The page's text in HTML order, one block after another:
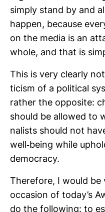
simply stand by and
happen, because
on the media is an
whole, and that is
This is very cle­arly
ti­cism of a poli­tical
rather the oppo­site:
should be allowed to
na­lists should not
well-​being while
democracy.
The­re­fore, I would
occa­sion of today’s
do the fol­lo­wing: to